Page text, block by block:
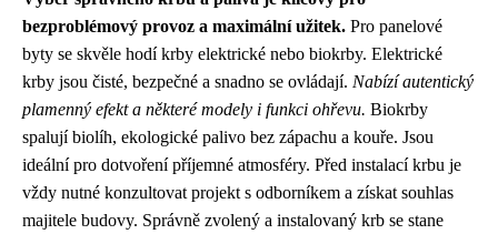
bezproblémový provoz a maximální užitek. Pro panelové
byty se skvěle hodí krby elektrické nebo biokrby. Elektrické
krby jsou čisté, bezpečné a snadno se ovládají. Nabízí autentický
plamenný efekt a některé modely i funkci ohřevu. Biokrby
spalují biolíh, ekologické palivo bez zápachu a kouře. Jsou
ideální pro dotvoření příjemné atmosféry. Před instalací krbu je
vždy nutné konzultovat projekt s odborníkem a získat souhlas
majitele budovy. Správně zvolený a instalovaný krb se stane